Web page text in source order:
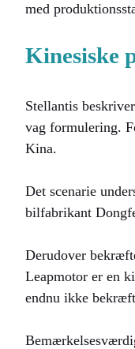
med
Kinesiske
Stellantis
vag formulering.
Kina.
Det scenarie
bilfabrikant
Derudover
Leapmotor er en
endnu ikke